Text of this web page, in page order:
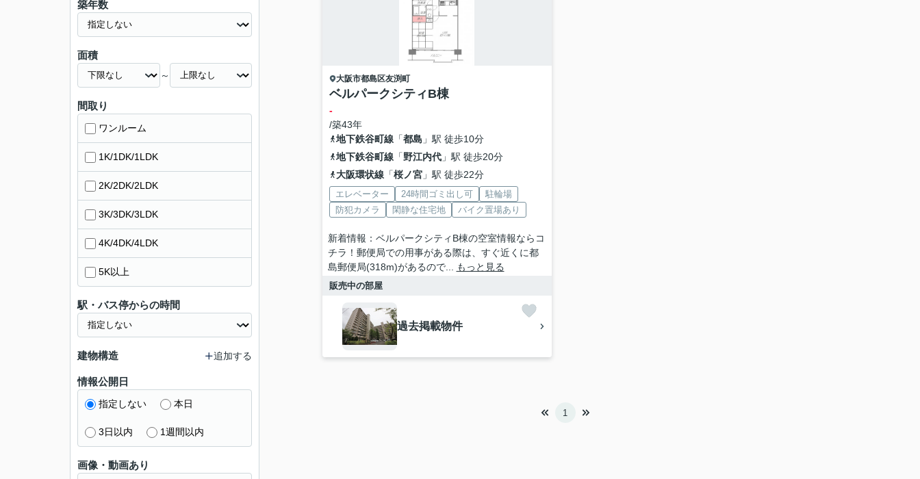
大阪市都島区友渕町
ベルパークシティB棟
-
/築43年
地下鉄谷町線「都島 」駅 徒歩10分
地下鉄谷町線「野江内代」駅 徒歩20分
大阪環状線「桜ノ宮」駅 徒歩22分
エレベーター 24時間ゴミ出し可
駐輪場
防犯カメラ
閑静な住宅地 バイク置場あり
新着情報：ベルパークシティB棟の空室情報ならコ
チラ！郵便局での用事がある際は、すぐ近くに都
島郵便局(318m)があるので...
もっと見る
販売中の部屋
過去掲載物件
1
築年数
面積
～
間取り
ワンルーム
1K/1DK/1LDK
2K/2DK/2LDK
3K/3DK/3LDK
4K/4DK/4LDK
5K以上
駅・バス停からの時間
建物構造 追加する
情報公開日
指定しない 本日
3日以内 1週間以内
画像・動画あり